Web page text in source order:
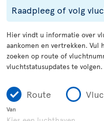
Raadpleeg of volg
Hier vindt u informatie over
aankomen en vertrekken.
zoeken op route of
vluchtstatusupdates te volgen.
Route
Van